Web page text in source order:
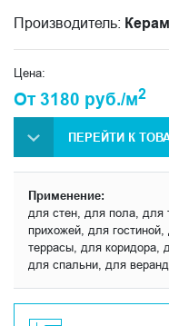
Производитель:
Цена:
От 3180 руб./м2
ПЕРЕЙТИ К
Применение:
для стен, для пола, для
прихожей, для
террасы, для коридора,
для спальни, для